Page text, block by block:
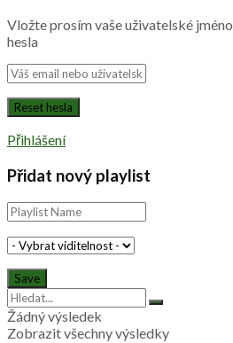
Vložte prosím vaše uživatelské
hesla
Přihlášení
Přidat nový playlist
Žádný výsledek
Zobrazit všechny výsledky